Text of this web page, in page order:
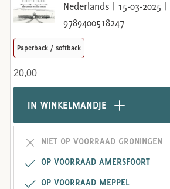
Nederlands | 15-03-2025
9789400518247
Paperback / softback
20,00
IN WINKELMANDJE
NIET OP VOORRAAD GRONINGEN
OP VOORRAAD AMERSFOORT
OP VOORRAAD MEPPEL